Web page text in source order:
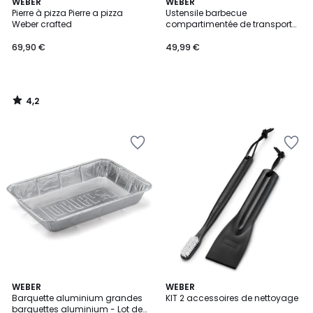
Pierre à pizza Pierre a pizza
Weber crafted
69,90 €
/ 5
4,2
/
Ustensile barbecue
compartimentée de transport
49,99 €
WEBER
Barquette aluminium grandes
barquettes aluminium - Lot de
4,3
/ 5
WEBER
KIT 2 accessoires de nettoyage
4
/